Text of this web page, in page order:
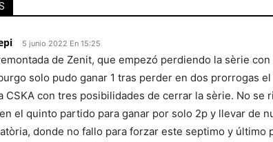
5 junio 2022 En 15:25
de Zenit, que empezó perdiendo la sèrie
solo pudo ganar 1 tras perder en dos prorrogas
CSKA con tres posibilidades de cerrar la sèrie. No se
el quinto partido para ganar por solo 2p y llevar de
donde no fallo para forzar este septimo y último